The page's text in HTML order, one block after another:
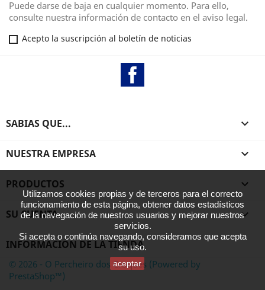
Puede darse de baja en cualquier momento. Para ello,
consulte nuestra información de contacto en el aviso legal.
Acepto la suscripción al boletín de noticias
SABIAS QUE... 
NUESTRA EMPRESA 
PRODUCTOS 
SU CUENTA 
INFORMACIÓN DE LA TIENDA
Utilizamos cookies propias y de terceros para el correcto
funcionamiento de esta página, obtener datos estadísticos
de la navegación de nuestros usuarios y mejorar nuestros
servicios.
Si acepta o continúa navegando, consideramos que acepta
su uso.
aceptar
© 2026 - O Percheiro dos Croques (Powered by
PrestaShop™)